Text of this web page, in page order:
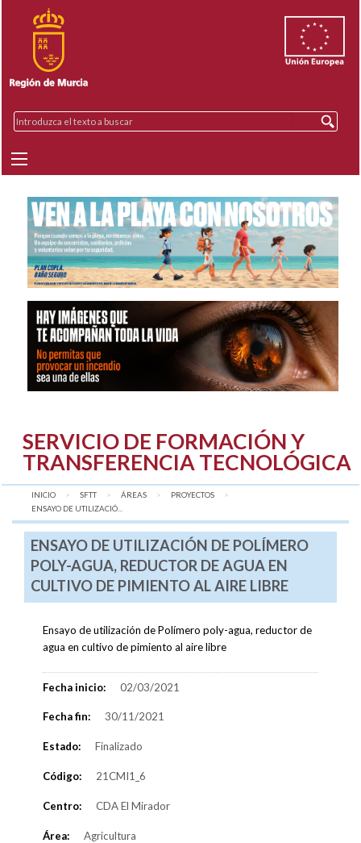
SERVICIO DE FORMACIÓN Y
TRANSFERENCIA TECNOLÓGICA
INICIO SFTT ÁREAS
PROYECTOS
AQUÍ:
ENSAYO DE UTILIZACIÓ...
ENSAYO DE UTILIZACIÓN DE POLÍMERO
POLY-AGUA, REDUCTOR DE AGUA EN
CULTIVO DE PIMIENTO AL AIRE LIBRE
Ensayo de utilización de Polímero poly-agua, reductor de
agua en cultivo de pimiento al aire libre
Fecha inicio: 02/03/2021
Fecha fin: 30/11/2021
Estado: Finalizado
Código: 21CMI1_6
Centro: CDA El Mirador
Área: Agricultura